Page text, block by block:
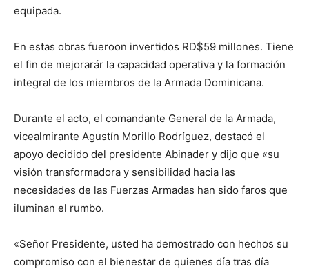
equipada.
En estas obras fueroon invertidos RD$59 millones. Tiene
el fin de mejorarár la capacidad operativa y la formación
integral de los miembros de la Armada Dominicana.
Durante el acto, el comandante General de la Armada,
vicealmirante Agustín Morillo Rodríguez, destacó el
apoyo decidido del presidente Abinader y dijo que «su
visión transformadora y sensibilidad hacia las
necesidades de las Fuerzas Armadas han sido faros que
iluminan el rumbo.
«Señor Presidente, usted ha demostrado con hechos su
compromiso con el bienestar de quienes día tras día